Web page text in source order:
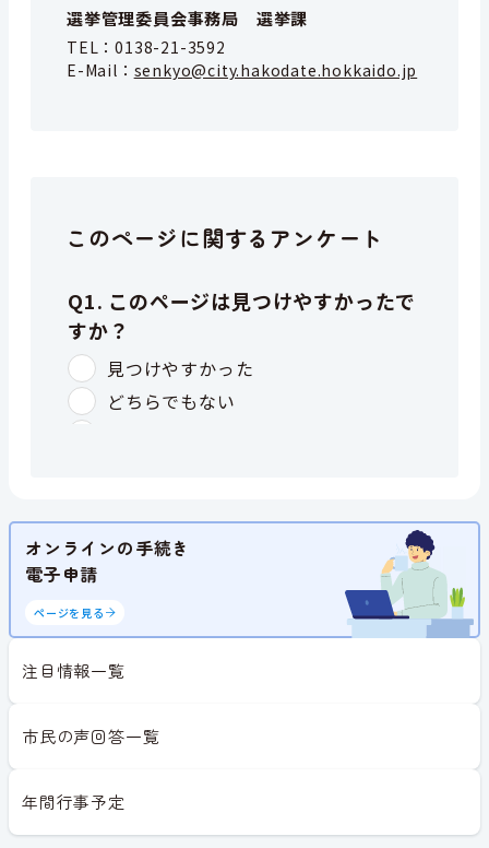
選挙管理委員会事務局 選挙課
TEL：0138-21-3592
E-Mail： senkyo@city.hakodate.hokkaido.jp
このページに関するアンケート
オンラインの手続き
電子申請
ページを見る
注目情報一覧
市民の声回答一覧
年間行事予定